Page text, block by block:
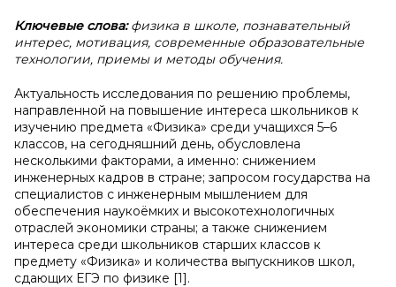
Ключевые слова:физика в школе, познавательный
интерес, мотивация, современные образовательные
технологии, приемы и методы обучения.
Актуальность исследования по решению проблемы,
направленной на повышение интереса школьников к
изучению предмета «Физика» среди учащихся 5–6
классов, на сегодняшний день, обусловлена
несколькими факторами, а именно: снижением
инженерных кадров в стране; запросом государства на
специалистов с инженерным мышлением для
обеспечения наукоёмких и высокотехнологичных
отраслей экономики страны; а также снижением
интереса среди школьников старших классов к
предмету «Физика» и количества выпускников школ,
сдающих ЕГЭ по физике [1].